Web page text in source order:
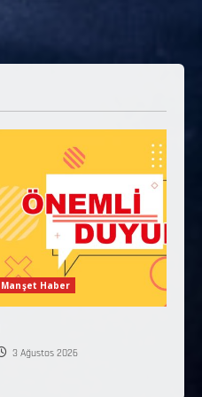
Manşet Haber
3 Ağustos 2026